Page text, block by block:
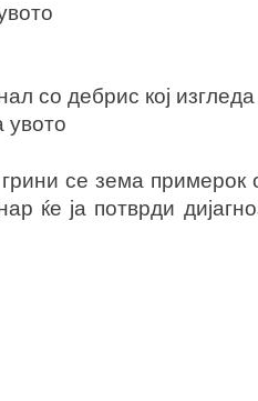
со дебрис кој
увото
се зема
ќе ја потврди